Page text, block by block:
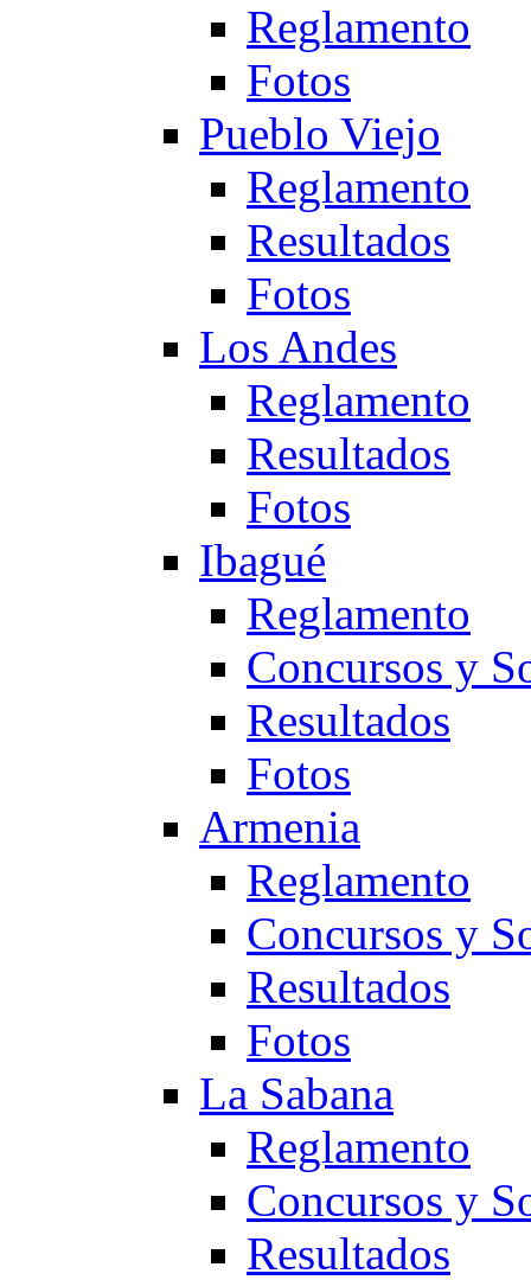
Reglamento
Fotos
Pueblo Viejo
Reglamento
Resultados
Fotos
Los Andes
Reglamento
Resultados
Fotos
Ibagué
Reglamento
Concursos y
Resultados
Fotos
Armenia
Reglamento
Concursos y
Resultados
Fotos
La Sabana
Reglamento
Concursos y
Resultados